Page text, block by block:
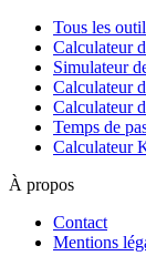
Tous les
Calculateur
Simulateur
Calculateur
Calculateur
Temps de
Calculateur
À propos
Contact
Mentions